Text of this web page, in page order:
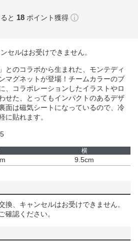
と 18 ポイント獲得
セルはお受けできません。
とのコラボから生まれた、モンテディ
マグネットが登場！チームカラーのブ
、コラボレーションしたイラストやロ
せた、とってもインパクトのあるデザ
面は磁気シートになっているので、冷
に貼れます。
横
9.5cm
換、キャンセルはお受けできません。
確認ください。